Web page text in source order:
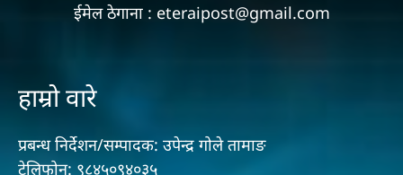
ईमेल ठेगाना : eteraipost@gmail.com
हाम्रो वारे
प्रबन्ध निर्देशन/सम्पादक: उपेन्द्र गोले तामाङ
टेलिफोन: ९८४५०९४०३५